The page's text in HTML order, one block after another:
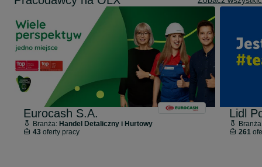
Eurocash S.A.
Branża: Handel Detaliczny i Hurtowy
43oferty pracy
Lidl
261